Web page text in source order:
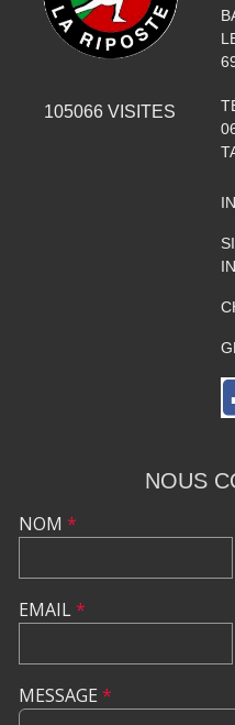
105066 VISITES
NOUS
NOM *
EMAIL*
MESSAGE *